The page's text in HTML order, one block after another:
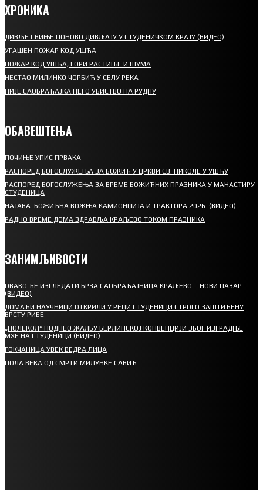
ХРОНИКА
ДИВЉЕ СВИЊЕ ПОНОВО ДИВЉАЈУ У СТУДЕНИЧКОМ КРАЈУ (ВИДЕО)
УГАШЕН ПОЖАР КОД УШЋА
ПОЖАР КОД УШЋА, ГОРИ РАСТИЊЕ И ШУМА
НЕСТАО МИЛИНКО ЧОРБИЋ У СЕЛУ РЕКА
НИЈЕ САОБРАЋАЈКА НЕГО УБИСТВО НА РУДНУ
ОБАВЕШТЕЊА
ПОЧИЊЕ УПИС ПРВАКА
РАСПОРЕД БОГОСЛУЖЕЊА ЗА БОЖИЋ У ЦРКВИ СВ. НИКОЛЕ У УШЋУ
РАСПОРЕД БОГОСЛУЖЕЊА ЗА ВРЕМЕ БОЖИЋНИХ ПРАЗНИКА У МАНАСТИРУ
СТУДЕНИЦА
НАЈАВА: БОЖИЋНА ВОЖЊА КАМИОНЏИЈА И ТРАКТОРА 2026. (ВИДЕО)
РАДНО ВРЕМЕ ДОМА ЗДРАВЉА КРАЉЕВО ТОКОМ ПРАЗНИКА
ЗАНИМЉИВОСТИ
ОВАКО ЋЕ ИЗГЛЕДАТИ БРЗА САОБРАЋАЈНИЦА КРАЉЕВО – НОВИ ПАЗАР
(ВИДЕО)
ДОМАЋИ НАУЧНИЦИ ОТКРИЛИ У РЕЦИ СТУДЕНИЦИ СТРОГО ЗАШТИЋЕНУ
ВРСТУ РИБЕ
„ПОЛЕКОЛ“ ПОДНЕО ЖАЛБУ БЕРЛИНСКОЈ КОНВЕНЦИЈИ ЗБОГ ИЗГРАДЊЕ
МХЕ НА СТУДЕНИЦИ (ВИДЕО)
ГОКЧАНИЦА УВЕК ВЕДРА ЛИЦА
ПОЛА ВЕКА ОД СМРТИ МИЛУНКЕ САВИЋ